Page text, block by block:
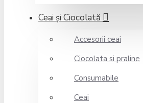
Ceai şi Ciocolată
Accesorii ceai
Ciocolata si praline
Consumabile
Ceai